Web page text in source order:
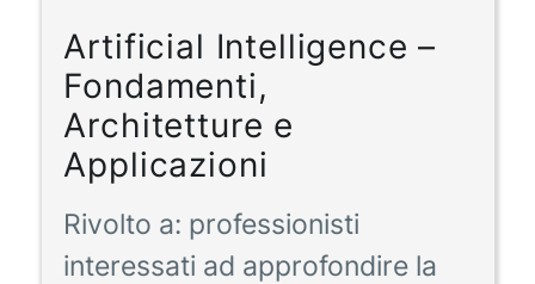
Artificial Intelligence –
Fondamenti,
Architetture e
Applicazioni
Rivolto a: professionisti
interessati ad approfondire la